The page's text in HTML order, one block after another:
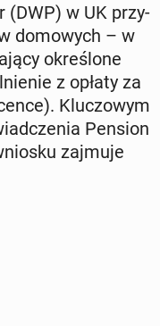
(DWP) w UK przy­
do­mo­wych – w
okre­ślo­ne
z opłaty za
Klu­czo­wym
Pension
zajmuje